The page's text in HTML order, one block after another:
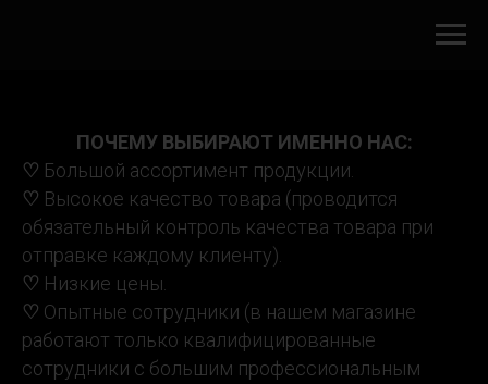
ПОЧЕМУ ВЫБИРАЮТ ИМЕННО НАС:
♡ Большой ассортимент продукции.
♡ Высокое качество товара (проводится
обязательный контроль качества товара при
отправке каждому клиенту).
♡ Низкие цены.
♡ Опытные сотрудники (в нашем магазине
работают только квалифицированные
сотрудники с большим профессиональным